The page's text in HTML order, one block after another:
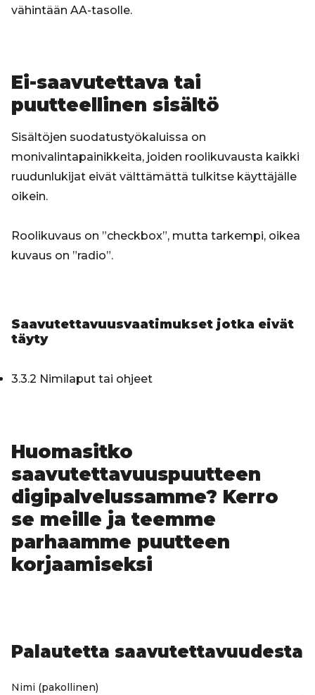
vähintään AA-tasolle.
Ei-saavutettava tai
puutteellinen sisältö
Sisältöjen suodatustyökaluissa on
monivalintapainikkeita, joiden roolikuvausta kaikki
ruudunlukijat eivät välttämättä tulkitse käyttäjälle
oikein.
Roolikuvaus on ”checkbox”, mutta tarkempi, oikea
kuvaus on ”radio”.
Saavutettavuusvaatimukset jotka eivät
täyty
3.3.2 Nimilaput tai ohjeet
Huomasitko
saavutettavuuspuutteen
digipalvelussamme? Kerro
se meille ja teemme
parhaamme puutteen
korjaamiseksi
Palautetta saavutettavuudesta
Nimi (pakollinen)